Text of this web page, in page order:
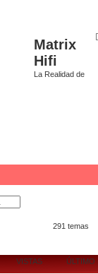
Matrix
Hifi
La Realidad de
291 temas
VISTAS ÚLTIMO